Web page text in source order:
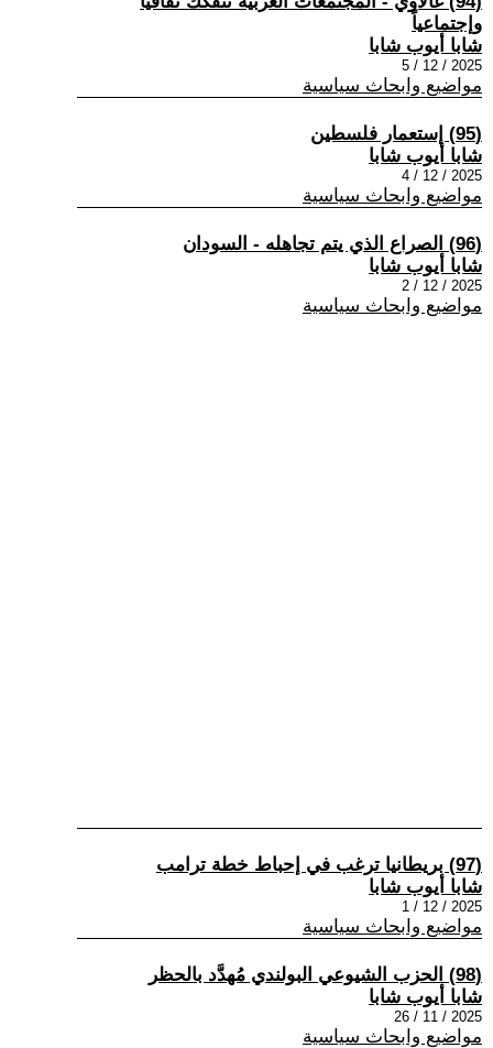
وإجتماعياً
شابا أيوب شابا
2025 / 12 / 5
مواضيع وابحاث سياسية
(95) إستعمار فلسطين
شابا أيوب شابا
2025 / 12 / 4
مواضيع وابحاث سياسية
(96) الصراع الذي يتم تجاهله - السودان
شابا أيوب شابا
2025 / 12 / 2
مواضيع وابحاث سياسية
(97) بريطانيا ترغب في إحباط خطة ترامب
شابا أيوب شابا
2025 / 12 / 1
مواضيع وابحاث سياسية
(98) الحزب الشيوعي البولندي مُهدَّد بالحظر
شابا أيوب شابا
2025 / 11 / 26
مواضيع وابحاث سياسية